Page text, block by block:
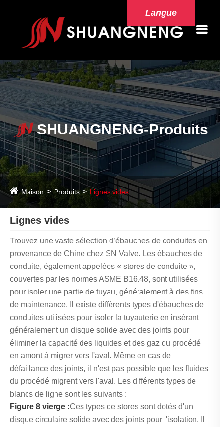
Langue
SHUANGNENG-Produits
Maison Produits Lignes vides
Lignes vides
Trouvez une vaste sélection d’ébauches de conduites en
provenance de Chine chez SN Valve. Les ébauches de
conduite, également appelées « stores de conduite »,
couvertes par les normes ASME B16.48, sont utilisées
pour isoler une partie de tuyau, généralement à des fins
de maintenance. Il existe différents types d'ébauches de
conduites utilisées pour isoler la tuyauterie en insérant
généralement un disque solide avec des joints pour
éliminer la capacité des liquides et des gaz du procédé
en amont à migrer vers l'aval. Même en cas de
défaillance des joints, il n'est pas possible que les fluides
du procédé migrent vers l'aval. Les différents types de
blancs de ligne sont les suivants :
Figure 8 vierge :Ces types de stores sont dotés d'un
disque circulaire solide avec des joints pour l'isolation. Il